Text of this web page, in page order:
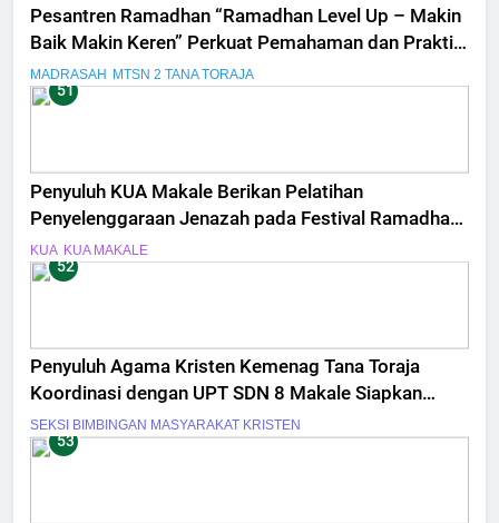
Pesantren Ramadhan “Ramadhan Level Up – Makin
Baik Makin Keren” Perkuat Pemahaman dan Praktik
Ibadah Siswa MTsN 2 Tana Toraja
MADRASAH MTSN 2 TANA TORAJA
51
Penyuluh KUA Makale Berikan Pelatihan
Penyelenggaraan Jenazah pada Festival Ramadhan
MAN Tana Toraja
KUA KUA MAKALE
52
Penyuluh Agama Kristen Kemenag Tana Toraja
Koordinasi dengan UPT SDN 8 Makale Siapkan
Bimbingan Rohani
SEKSI BIMBINGAN MASYARAKAT KRISTEN
53